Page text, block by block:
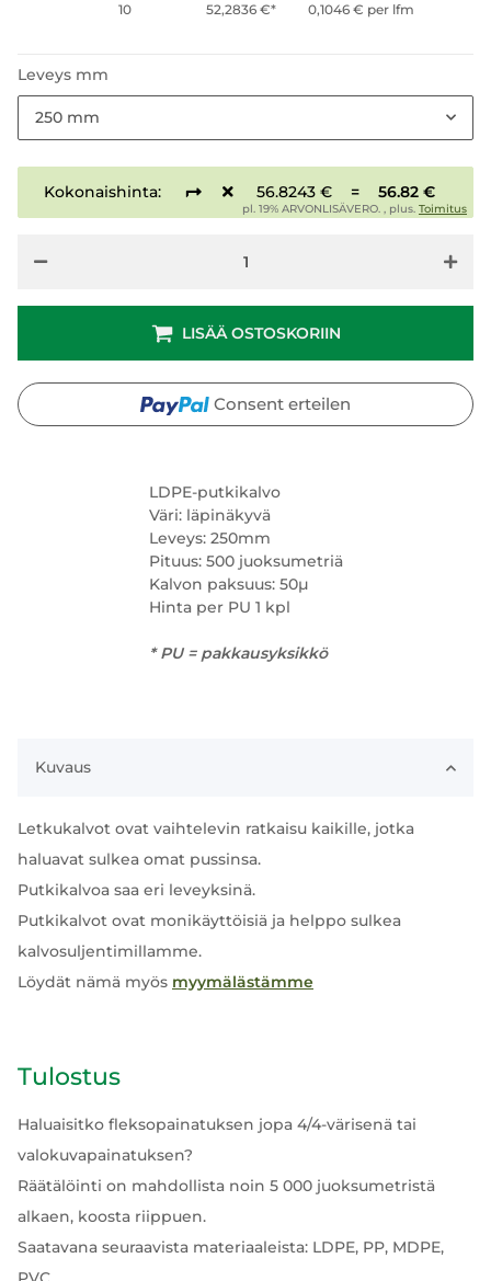
LDPE-putkikalvo
Väri: läpinäkyvä
Leveys: 250mm
Pituus: 500 juoksumetriä
Kalvon paksuus: 50µ
Hinta per PU 1 kpl
* PU = pakkausyksikkö
10 52,2836 €* 0,1046 € per lfm
Leveys mm
250 mm
Kokonaishinta: 56.8243 € = 56.82 €
pl. 19% ARVONLISÄVERO. , plus. Toimitus
LISÄÄ OSTOSKORIIN
Consent erteilen
Kuvaus
Letkukalvot ovat vaihtelevin ratkaisu kaikille, jotka
haluavat sulkea omat pussinsa.
Putkikalvoa saa eri leveyksinä.
Putkikalvot ovat monikäyttöisiä ja helppo sulkea
kalvosuljentimillamme.
Löydät nämä myös myymälästämme
Tulostus
Haluaisitko fleksopainatuksen jopa 4/4-värisenä tai
valokuvapainatuksen?
Räätälöinti on mahdollista noin 5 000 juoksumetristä
alkaen, koosta riippuen.
Saatavana seuraavista materiaaleista: LDPE, PP, MDPE,